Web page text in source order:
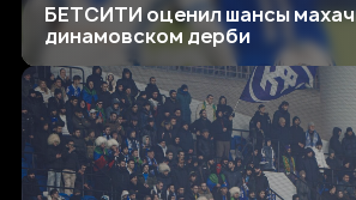
БЕТСИТИ оценил шансы
динамовском дерби